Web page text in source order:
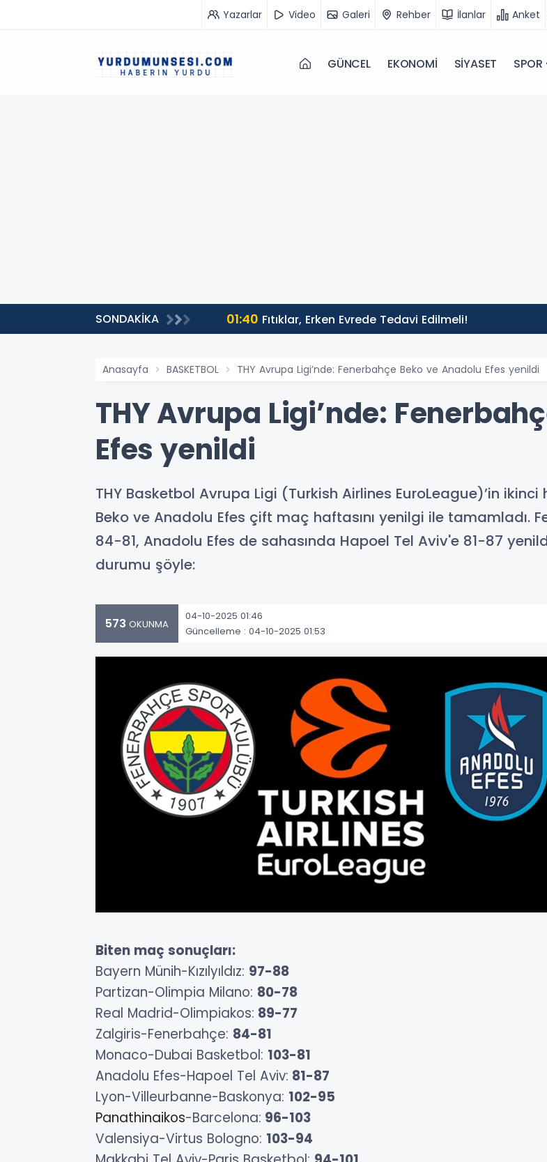
Yazarlar Video Galeri Rehber İlanlar Anket
GÜNCEL EKONOMİ SİYASET SPOR
SONDAKİKA 01:40 Fıtıklar, Erken Evrede Tedavi Edilmeli!
Anasayfa BASKETBOL THY Avrupa Ligi’nde: Fenerbahçe Beko ve Anadolu Efes yenildi
THY Avrupa Ligi’nde:
Efes yenildi
THY Basketbol Avrupa Ligi (Turkish Airlines EuroLeague)’in
Beko ve Anadolu Efes çift maç haftasını yenilgi ile tamamladı.
84-81, Anadolu Efes de sahasında Hapoel Tel Aviv'e 81-87
durumu şöyle:
573 OKUNMA
04-10-2025 01:46
Güncelleme : 04-10-2025 01:53
Biten maç sonuçları:
Bayern Münih-Kızılyıldız: 97-88
Partizan-Olimpia Milano: 80-78
Real Madrid-Olimpiakos: 89-77
Zalgiris-Fenerbahçe: 84-81
Monaco-Dubai Basketbol: 103-81
Anadolu Efes-Hapoel Tel Aviv: 81-87
Lyon-Villeurbanne-Baskonya: 102-95
Panathinaikos-Barcelona: 96-103
Valensiya-Virtus Bologno: 103-94